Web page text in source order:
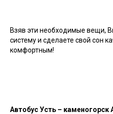
Взяв эти необходимые вещи,
систему и сделаете свой сон
комфортным!
Автобус Усть – каменогорск